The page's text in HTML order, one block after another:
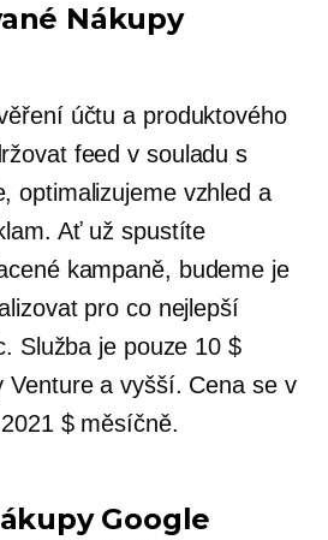
Nákupy
účtu a produktového
feed v souladu s
optimalizujeme vzhled a
Ať už spustíte
kampaně, budeme je
pro co nejlepší
Služba je pouze 10 $
Venture a vyšší. Cena se v
$ měsíčně.
Google